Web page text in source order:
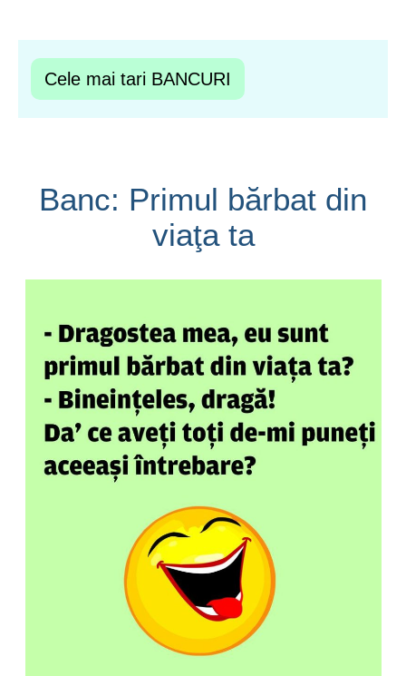
Cele mai tari BANCURI
Banc: Primul bărbat din
viaţa ta